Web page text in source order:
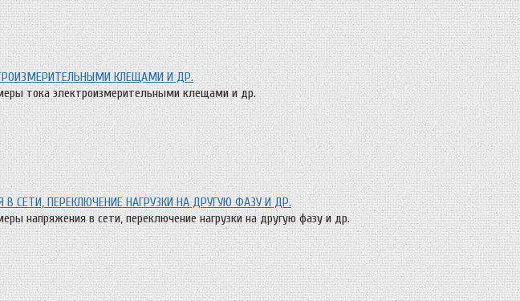
КЛЕЩАМИ И ДР.
тока электроизмерительными клещами и др.
СЕТИ, ПЕРЕКЛЮЧЕНИЕ НАГРУЗКИ НА ДРУГУЮ ФАЗУ И ДР.
напряжения в сети, переключение нагрузки на другую фазу и др.